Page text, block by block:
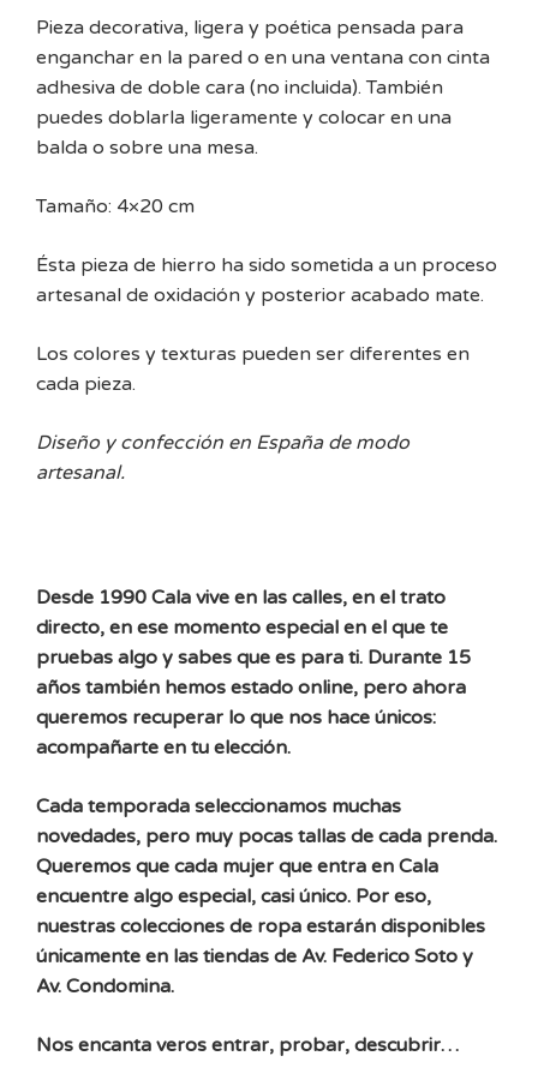
Pieza decorativa, ligera y poética pensada para
enganchar en la pared o en una ventana con cinta
adhesiva de doble cara (no incluida). También
puedes doblarla ligeramente y colocar en una
balda o sobre una mesa.
Tamaño: 4×20 cm
Ésta pieza de hierro ha sido sometida a un proceso
artesanal de oxidación y posterior acabado mate.
Los colores y texturas pueden ser diferentes en
cada pieza.
Diseño y confección en España de modo
artesanal.
Desde 1990 Cala vive en las calles, en el trato
directo, en ese momento especial en el que te
pruebas algo y sabes que es para ti. Durante 15
años también hemos estado online, pero ahora
queremos recuperar lo que nos hace únicos:
acompañarte en tu elección.
Cada temporada seleccionamos muchas
novedades, pero muy pocas tallas de cada prenda.
Queremos que cada mujer que entra en Cala
encuentre algo especial, casi único. Por eso,
nuestras colecciones de ropa estarán disponibles
únicamente en las tiendas de Av. Federico Soto y
Av. Condomina.
Nos encanta veros entrar, probar, descubrir…